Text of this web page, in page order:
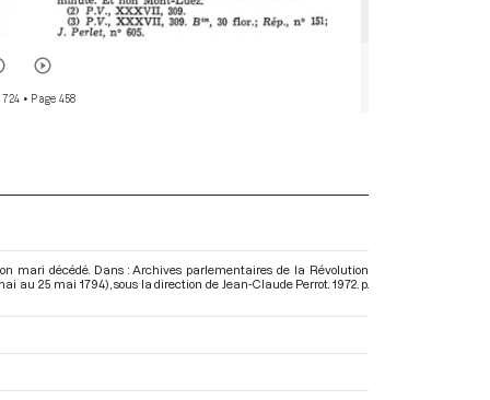
• Page 458
mari décédé. Dans : Archives parlementaires de la Révolution
au 25 mai 1794) , sous la direction de Jean-Claude Perrot. 1972. p.